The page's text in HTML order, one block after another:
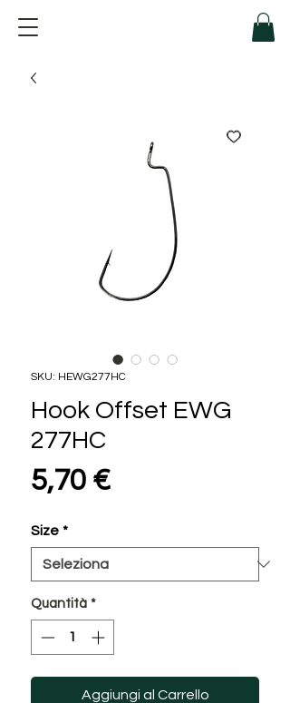
SKU: HEWG277HC
Hook Offset EWG
277HC
5,70 €Prezzo
Size *
Quantità *
Aggiungi al Carrello